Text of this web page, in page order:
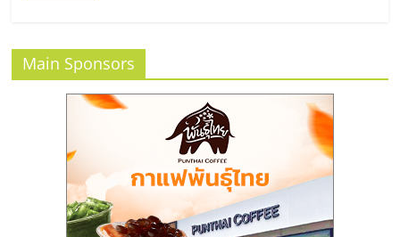
ที่
ปรึกษา
แฟ
Main Sponsors